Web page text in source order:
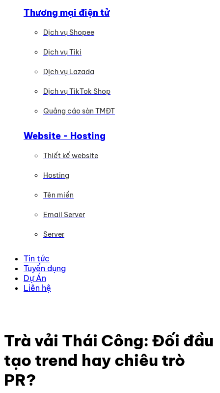
Thương mại điện tử
Dịch vụ Shopee
Dịch vụ Tiki
Dịch vụ Lazada
Dịch vụ TikTok Shop
Quảng cáo sàn TMĐT
Website - Hosting
Thiết kế website
Hosting
Tên miền
Email Server
Server
Tin tức
Tuyển dụng
Dự Án
Liên hệ
Trà vải Thái Công: Đối đầu
tạo trend hay chiêu trò
PR?